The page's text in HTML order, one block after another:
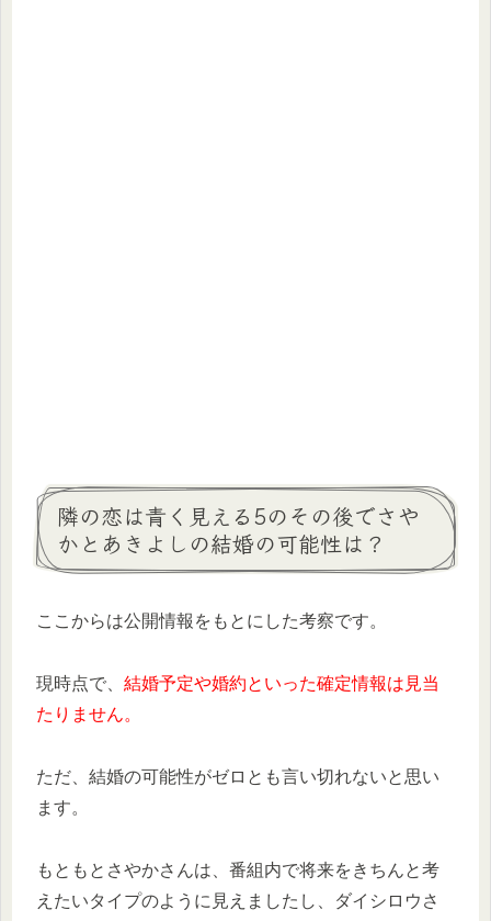
隣の恋は青く見える5のその後でさや
かとあきよしの結婚の可能性は？
ここからは公開情報をもとにした考察です。
現時点で、 結婚予定や婚約といった確定情報は見当
たりません。
ただ、結婚の可能性がゼロとも言い切れないと思い
ます。
もともとさやかさんは、番組内で将来をきちんと考
えたいタイプのように見えましたし、ダイシロウさ